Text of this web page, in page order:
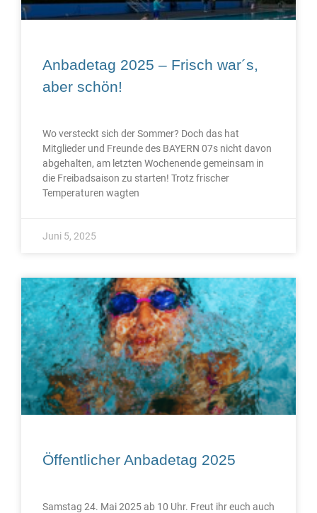
Anbadetag 2025 – Frisch war´s,
aber schön!
Wo versteckt sich der Sommer? Doch das hat
Mitglieder und Freunde des BAYERN 07s nicht davon
abgehalten, am letzten Wochenende gemeinsam in
die Freibadsaison zu starten! Trotz frischer
Temperaturen wagten
Juni 5, 2025
Öffentlicher Anbadetag 2025
Samstag 24. Mai 2025 ab 10 Uhr. Freut ihr euch auch